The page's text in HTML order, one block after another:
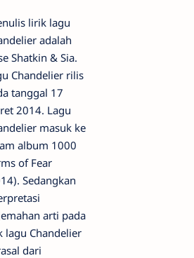
lirik lagu
adalah
Shatkin & Sia.
Chandelier rilis
tanggal 17
2014. Lagu
masuk ke
album 1000
of Fear
Sedangkan
arti pada
lagu Chandelier
dari